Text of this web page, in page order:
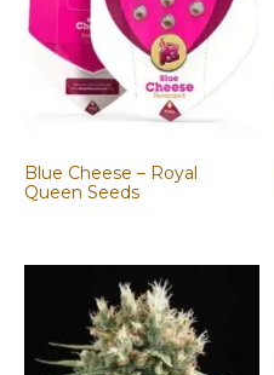
Blue Cheese – Royal
Queen Seeds